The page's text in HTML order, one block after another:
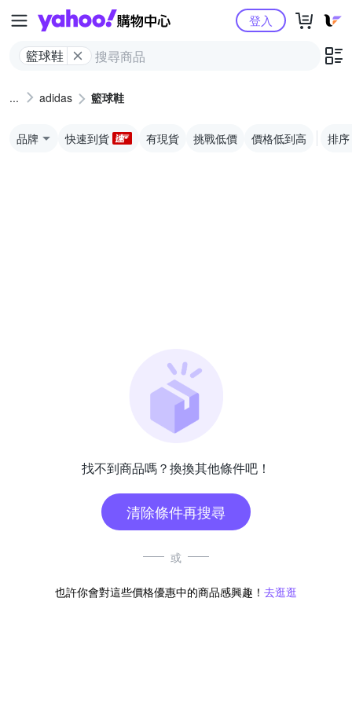
Yahoo購物中心
籃球鞋
登入
adidas 籃球鞋
品牌 快速到貨 有現貨 挑戰低價 價格低到高 排序
找不到商品嗎？換換其他條件吧！
清除條件再搜尋
或
也許你會對這些價格優惠中的商品感興趣！ 去逛逛